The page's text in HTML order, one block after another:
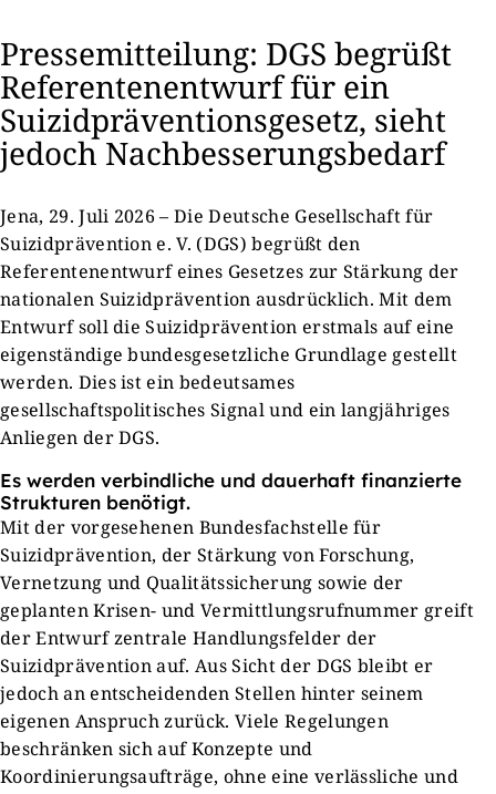
Pressemitteilung: DGS begrüßt
Referentenentwurf für ein
Suizidpräventionsgesetz, sieht
jedoch Nachbesserungsbedarf
Jena, 29. Juli 2026 – Die Deutsche Gesellschaft für
Suizidprävention e. V. (DGS) begrüßt den
Referentenentwurf eines Gesetzes zur Stärkung der
nationalen Suizidprävention ausdrücklich. Mit dem
Entwurf soll die Suizidprävention erstmals auf eine
eigenständige bundesgesetzliche Grundlage gestellt
werden. Dies ist ein bedeutsames
gesellschaftspolitisches Signal und ein langjähriges
Anliegen der DGS.
Es werden verbindliche und dauerhaft finanzierte
Strukturen benötigt.
Mit der vorgesehenen Bundesfachstelle für
Suizidprävention, der Stärkung von Forschung,
Vernetzung und Qualitätssicherung sowie der
geplanten Krisen- und Vermittlungsrufnummer greift
der Entwurf zentrale Handlungsfelder der
Suizidprävention auf. Aus Sicht der DGS bleibt er
jedoch an entscheidenden Stellen hinter seinem
eigenen Anspruch zurück. Viele Regelungen
beschränken sich auf Konzepte und
Koordinierungsaufträge, ohne eine verlässliche und